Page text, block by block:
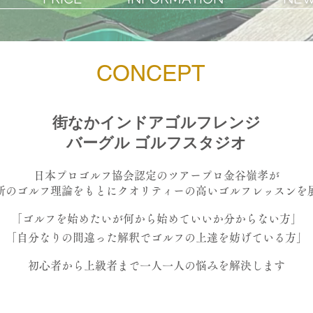
CONCEPT
街なかインドアゴルフレンジ
バーグル ゴルフスタジオ
日本プロゴルフ協会認定のツアープロ金谷嶺孝が
のゴルフ理論をもとにクオリティーの高いゴルフレッスンを
「ゴルフを始めたいが何から始めていいか分からない方」
「自分なりの間違った解釈でゴルフの上達を妨げている方」
初心者から上級者まで一人一人の悩みを解決します